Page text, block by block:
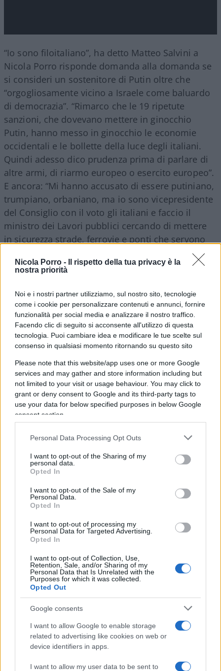
Nicola Porro -
Il rispetto della tua privacy è la
nostra priorità
Noi e i nostri partner utilizziamo, sul nostro sito, tecnologie
come i cookie per personalizzare contenuti e annunci, fornire
funzionalità per social media e analizzare il nostro traffico.
Facendo clic di seguito si acconsente all'utilizzo di questa
tecnologia. Puoi cambiare idea e modificare le tue scelte sul
consenso in qualsiasi momento ritornando su questo sito
Please note that this website/app uses one or more Google
services and may gather and store information including but
not limited to your visit or usage behaviour. You may click to
grant or deny consent to Google and its third-party tags to
use your data for below specified purposes in below Google
consent section.
Personal Data Processing Opt Outs
I want to opt-out of the Sharing of my
personal data.
Opted In
I want to opt-out of the Sale of my
Personal Data.
Opted In
I want to opt-out of processing my
Personal Data for Targeted Advertising.
Opted In
I want to opt-out of Collection, Use,
Retention, Sale, and/or Sharing of my
Personal Data that Is Unrelated with the
Purposes for which it was collected.
Opted Out
Google consents
I want to allow Google to enable storage
related to advertising like cookies on web or
device identifiers in apps.
I want to allow my user data to be sent to
“Io sono filoitaliano”, ha detto Matteo Salvini a
Nicola Porro risponde domanda alla domanda se
si consideri un sostenitore di Putin oltre che
“orgogliosamente vicino a Israele come baluardo
di democrazia”. “Rimarco che le 19 ripetute
sanzioni, che dovevano mettere in ginocchio
Putin, hanno messo in ginocchio le economie
occidentali e le bollette della luce degli italiani.
Quindi adesso dico prudenza prima di parlare di
altre armi, di riarmo europeo o esercito europeo”.
E ancora: “Mi hanno accusato di essere putiniano,
trumpiano, orbaniano, ma io sono vicepresidente
del Consiglio con il voto gli italiani e faccio il
ministro dei Lavori pubblici cercando di mettere
in sicurezza strade, ferrovie e ponti che servono
agli italiani. Non faccio il tifoso, ‘sono con Putin o
Zelensky’, io sono con la pace e con l’Italia ma
con la Russia”.
Salvini è convinto che “l’emergenza per l’Italia dal
punto di vista della sicurezza nazionale, non arrivi
da est ma da sud e venga dall’immigrazione
clandestina e dal fanatismo islamico e non
un’improbabile invasione di carrarmati sovietici”.
Nicolaporro.it è anche su Whatsapp. È
essere sempre aggiornati (gratis).
#MATTEO SALVINI
Leggi i commenti
SEDUTE SATIRICHE
Vignetta del 07/08/2026
Vai all'archivio delle vignette